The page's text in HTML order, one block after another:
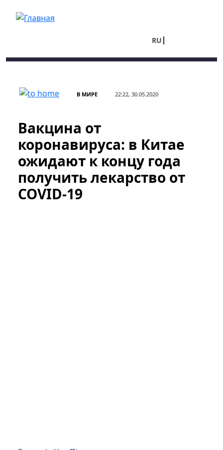
RU
В МИРЕ 22:22, 30.05.2020
Вакцина от
коронавируса: в Китае
ожидают к концу года
получить лекарство от
COVID-19